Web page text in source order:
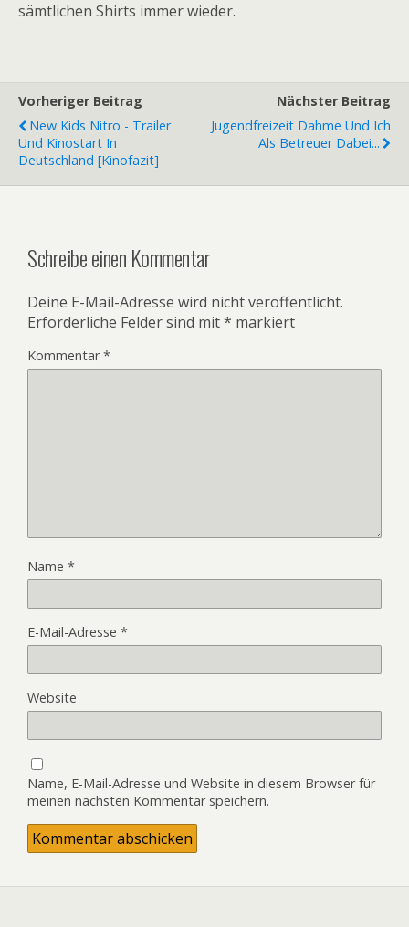
sämtlichen Shirts immer wieder.
Vorheriger Beitrag
New Kids Nitro - Trailer
Und Kinostart In
Deutschland [Kinofazit]
Nächster Beitrag
Jugendfreizeit Dahme Und Ich
Als Betreuer Dabei...
Schreibe einen Kommentar
Deine E-Mail-Adresse wird nicht veröffentlicht.
Erforderliche Felder sind mit* markiert
Kommentar*
Name *
E-Mail-Adresse *
Website
Name, E-Mail-Adresse und Website in diesem Browser für
meinen nächsten Kommentar speichern.